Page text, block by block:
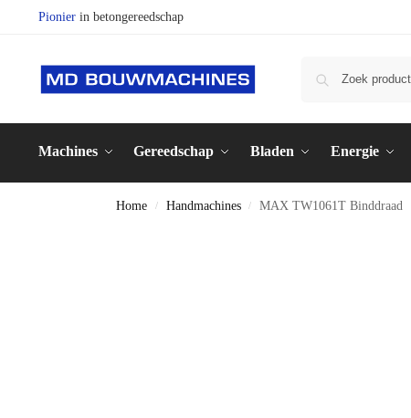
Pionierin betongereedschap
Machines Gereedschap Bladen Energie
Home / Handmachines / MAX TW1061T Binddraad